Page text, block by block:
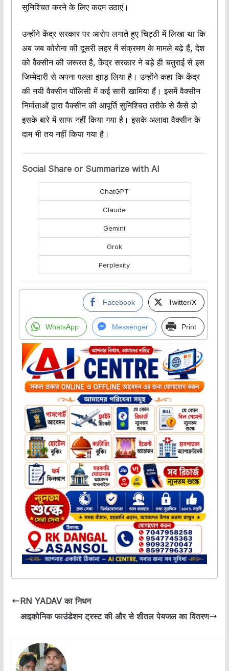
सुनिश्चित करने के लिए कदम उठाएं।
उन्होंने केंद्र सरकार पर आरोप लगाते हुए चिट्ठी में लिखा था कि
अब जब कोरोना की दूसरी लहर में संक्रमण के मामले बढ़े हैं, देश
को वैक्सीन की जरूरत है, केंद्र सरकार ने बड़े ही चतुराई से इस
जिम्मेदारी से अपना पल्ला झाड़ लिया है। उन्होंने कहा कि केंद्र
की नयी वैक्सीन पॉलिसी में कई सारी खामिया हैं। इसमें वैक्सीन
निर्माताओं द्वारा वैक्सीन की आपूर्ति सुनिश्चित तरीके से कैसे हो
इसके बारे में साफ नहीं किया गया है। इसके अलावा वैक्सीन के
दाम भी तय नहीं किया गया है।
Social Share or Summarize with AI
ChatGPT
Claude
Gemini
Grok
Perplexity
Facebook Twitter/X
WhatsApp Messenger Print
RN YADAV का निधन
आइकोनिक फाउंडेशन ट्रस्ट की और से शीतल पेयजल का वितरण